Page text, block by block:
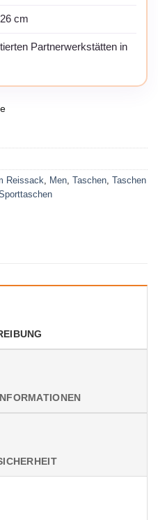
cm
Partnerwerkstätten in
Reissack, Men, Taschen, Taschen